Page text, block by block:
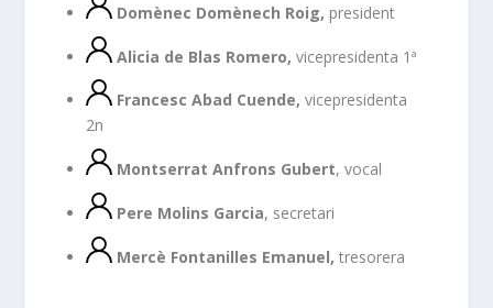
Domènec Domènech Roig, president
Alicia de Blas Romero, vicepresidenta 1ª
Francesc Abad Cuende, vicepresidenta
2n
Montserrat Anfrons Gubert, vocal
Pere Molins Garcia, secretari
Mercè Fontanilles Emanuel, tresorera